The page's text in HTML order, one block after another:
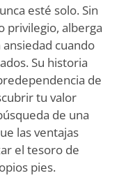
esté solo. Sin
privilegio, alberga
cuando
Su historia
de
tu valor
de una
las ventajas
el tesoro de
pies.